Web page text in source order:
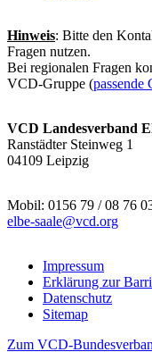
Hinweis: Bitte den
Fragen nutzen.
Bei regionalen Fragen
VCD-Gruppe (passende
VCD Landesverband
Ranstädter Steinweg 1
04109 Leipzig
Mobil: 0156 79 / 08 76
elbe-saale@vcd.org
Impressum
Erklärung zur
Datenschutz
Sitemap
Zum VCD-